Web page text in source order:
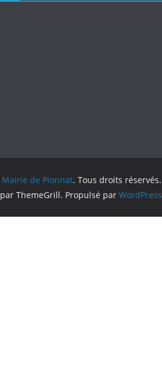
Mairie de Pionnat. Tous droits réservés.
par ThemeGrill. Propulsé par WordPress